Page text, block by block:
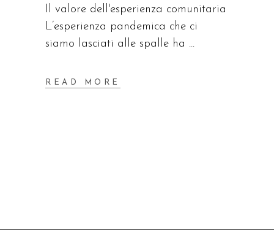
Il valore dell'esperienza comunitaria
L’esperienza pandemica che ci
siamo lasciati alle spalle ha
READ MORE